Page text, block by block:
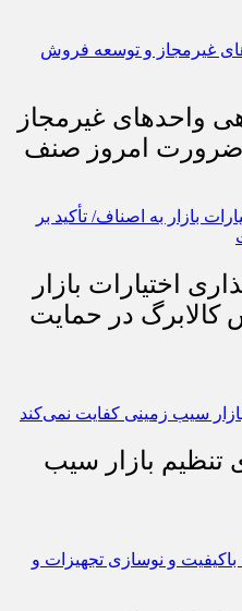
واحدهای غیرمجاز
ضرورت امروز صنف
اختیارات بازار
کالابرگ در حمایت
تنظیم بازار سیب